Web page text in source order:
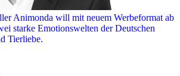
Animonda will mit neuem Werbeformat ab
starke Emotionswelten der Deutschen
Tierliebe.